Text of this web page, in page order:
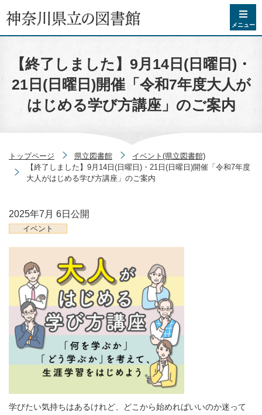
コンテンツへスキップ
メニュー
【終了しました】9月14日(日曜日)・
21日(日曜日)開催「令和7年度大人が
はじめる学び方講座」のご案内
トップページ 県立図書館
イベント(県立図書館)
【終了しました】9月14日(日曜日)・21日(日曜日)開催「令和7年度
大人がはじめる学び方講座」のご案内
2025年7月 6日 公開
イベント
学びたい気持ちはあるけれど、どこから始めればいいのか迷って